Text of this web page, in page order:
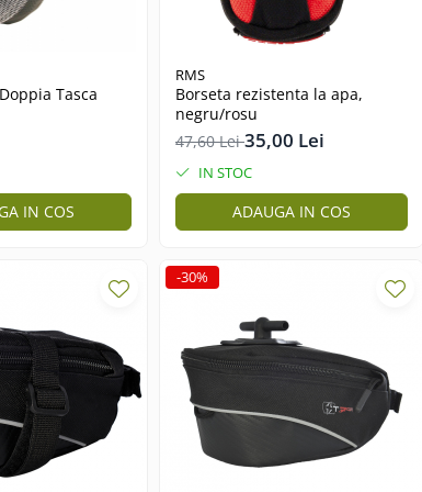
Tasca
IN COS
RMS
Borseta rezistenta la apa,
negru/rosu
47,60 Lei35,00 Lei
IN STOC
ADAUGA IN COS
-30%